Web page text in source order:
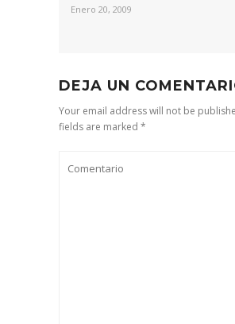
Enero 20, 2009
DEJA UN
Your email address will not be
fields are marked *